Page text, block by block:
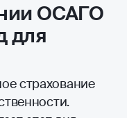
ОСАГО
для
страхование